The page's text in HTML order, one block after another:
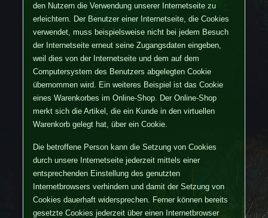
den Nutzern die Verwendung unserer Internetseite zu
erleichtern. Der Benutzer einer Internetseite, die Cookies
verwendet, muss beispielsweise nicht bei jedem Besuch
der Internetseite erneut seine Zugangsdaten eingeben,
weil dies von der Internetseite und dem auf dem
Computersystem des Benutzers abgelegten Cookie
übernommen wird. Ein weiteres Beispiel ist das Cookie
eines Warenkorbes im Online-Shop. Der Online-Shop
merkt sich die Artikel, die ein Kunde in den virtuellen
Warenkorb gelegt hat, über ein Cookie.
Die betroffene Person kann die Setzung von Cookies
durch unsere Internetseite jederzeit mittels einer
entsprechenden Einstellung des genutzten
Internetbrowsers verhindern und damit der Setzung von
Cookies dauerhaft widersprechen. Ferner können bereits
gesetzte Cookies jederzeit über einen Internetbrowser